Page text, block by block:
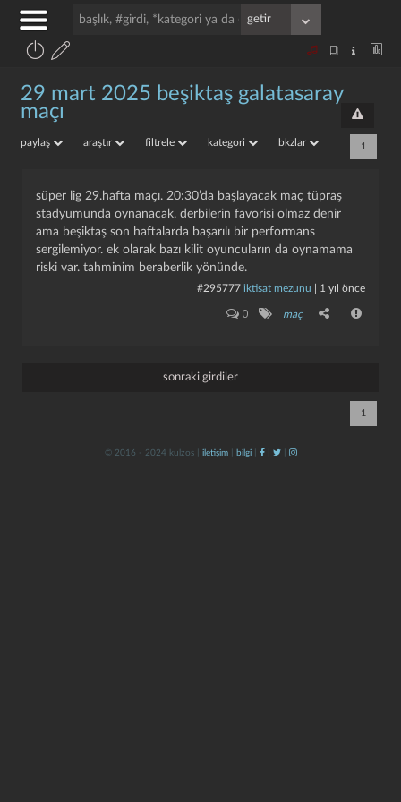
29 mart 2025 beşiktaş galatasaray
maçı
paylaş araştır filtrele kategori bkzlar 1
süper lig 29.hafta maçı. 20:30’da başlayacak maç tüpraş
stadyumunda oynanacak. derbilerin favorisi olmaz denir
ama beşiktaş son haftalarda başarılı bir performans
sergilemiyor. ek olarak bazı kilit oyuncuların da oynamama
riski var. tahminim beraberlik yönünde.
#295777 iktisat mezunu 1 yıl önce
0 maç
sonraki girdiler
1
© 2016 - 2024 kulzos | iletişim| bilgi| | |